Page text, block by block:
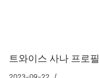
트와이스 사나 프로필